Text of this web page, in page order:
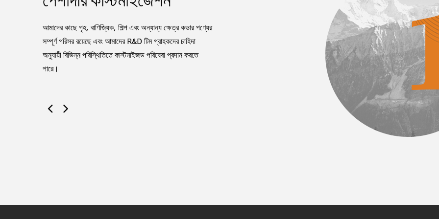
আমাদের কাছে গৃহ, বাণিজ্যিক, শিল্প এবং অন্যান্য ক্ষেত্র কভার পণ্যের
সম্পূর্ণ পরিসর রয়েছে এবং আমাদের R&D টিম গ্রাহকদের চাহিদা
অনুযায়ী বিভিন্ন পরিস্থিতিতে কাস্টমাইজড পরিষেবা প্রদান করতে
পারে।
আমাদের একটি পেশাদার R & D টিমের সাথে প্রযুক্তিগত উদ্ভাবনের
উপর দীর্ঘমেয়াদী ফোকাস রয়েছে এবং বাজারের চাহিদার প্রতিক্রিয়ায়
নতুন উচ্চ-কার্যকারিতা টেক্সটাইল কাপড় এবং পণ্যগুলি বিকাশ করতে
উন্নত উত্পাদন
ভোক্তাদের আস্থা
লিন্টিং এবং অন্যান্য